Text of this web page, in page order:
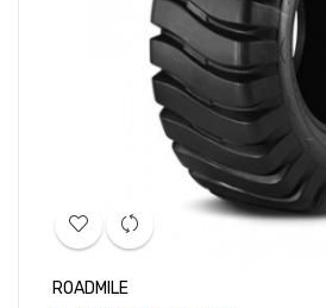
ROADMILE